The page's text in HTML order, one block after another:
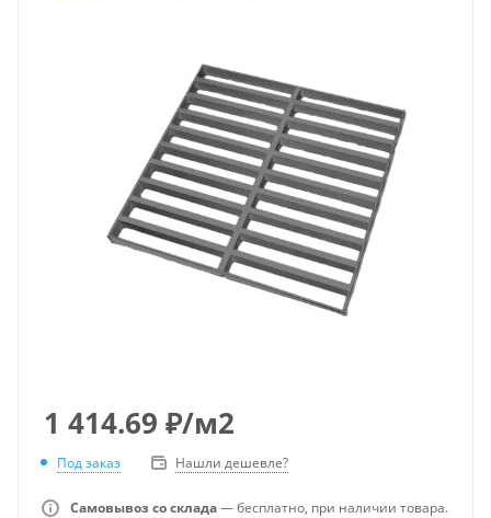
1 414.69 ₽/м2
Под заказ Нашли дешевле?
Самовывоз со склада— бесплатно, при наличии товара.